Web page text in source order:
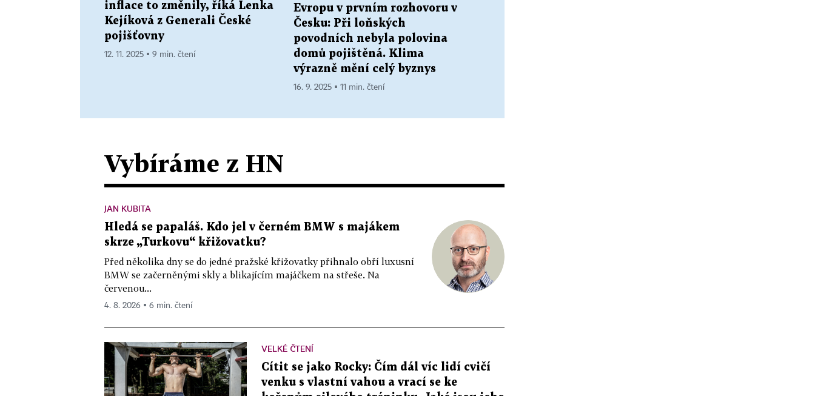
inflace to změnily, říká Lenka
Kejíková z Generali České
pojišťovny
12. 11. 2025 ▪ 9 min. čtení
Evropu v prvním rozhovoru v
Česku: Při loňských
povodních nebyla polovina
domů pojištěná. Klima
výrazně mění celý byznys
16. 9. 2025 ▪ 11 min. čtení
Vybíráme z HN
JAN KUBITA
Hledá se papaláš. Kdo jel v černém BMW s majákem
skrze „Turkovu“ křižovatku?
Před několika dny se do jedné pražské křižovatky přihnalo obří luxusní
BMW se začerněnými skly a blikajícím majáčkem na střeše. Na
červenou...
4. 8. 2026 ▪ 6 min. čtení
VELKÉ ČTENÍ
Cítit se jako Rocky: Čím dál víc lidí cvičí
venku s vlastní vahou a vrací se ke